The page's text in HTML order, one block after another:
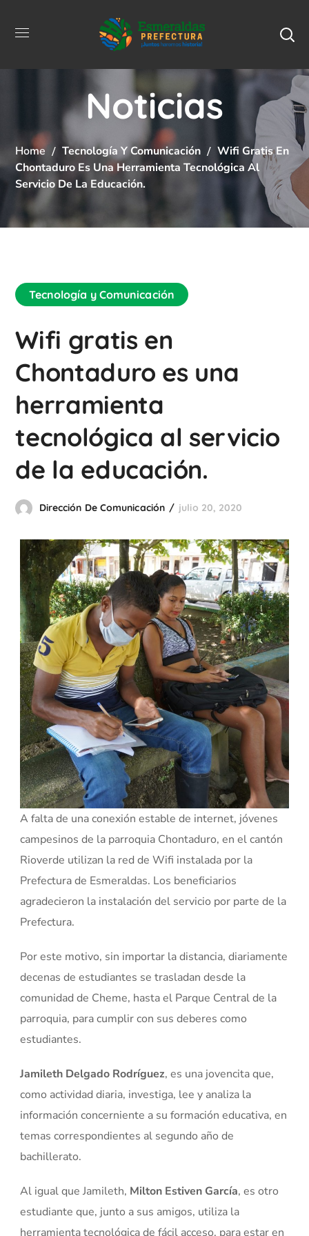
Noticias
Home Tecnología Y Comunicación
Wifi Gratis En
Chontaduro Es Una Herramienta Tecnológica Al
Servicio De La Educación.
Tecnología y Comunicación
Wifi gratis en
Chontaduro es una
herramienta
tecnológica al servicio
de la educación.
Dirección De Comunicación julio 20, 2020
A falta de una conexión estable de internet, jóvenes
campesinos de la parroquia Chontaduro, en el cantón
Rioverde utilizan la red de Wifi instalada por la
Prefectura de Esmeraldas. Los beneficiarios
agradecieron la instalación del servicio por parte de la
Prefectura.
Por este motivo, sin importar la distancia, diariamente
decenas de estudiantes se trasladan desde la
comunidad de Cheme, hasta el Parque Central de la
parroquia, para cumplir con sus deberes como
estudiantes.
Jamileth Delgado Rodríguez, es una jovencita que,
como actividad diaria, investiga, lee y analiza la
información concerniente a su formación educativa, en
temas correspondientes al segundo año de
bachillerato.
Al igual que Jamileth, Milton Estiven García, es otro
estudiante que, junto a sus amigos, utiliza la
herramienta tecnológica de fácil acceso, para estar en